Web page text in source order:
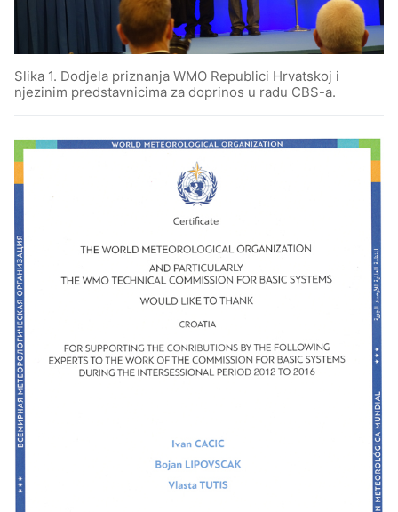
Slika 1. Dodjela priznanja WMO Republici Hrvatskoj i
njezinim predstavnicima za doprinos u radu CBS-a.